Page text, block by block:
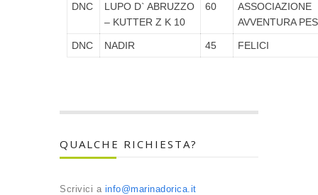
DNC
LUPO D` ABRUZZO
– KUTTER Z K 10
60
ASSOCIAZIONE
AVVENTURA
DNC NADIR 45 FELICI
QUALCHE RICHIESTA?
Scrivici a info@marinadorica.it